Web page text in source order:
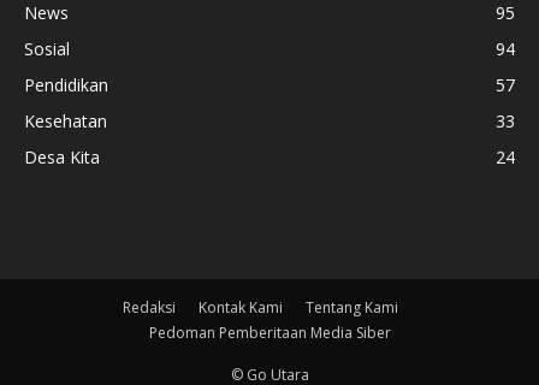
News
95
Sosial
94
Pendidikan
57
Kesehatan
33
Desa Kita
24
Redaksi Kontak Kami
Tentang Kami
Pedoman Pemberitaan Media Siber
© Go Utara